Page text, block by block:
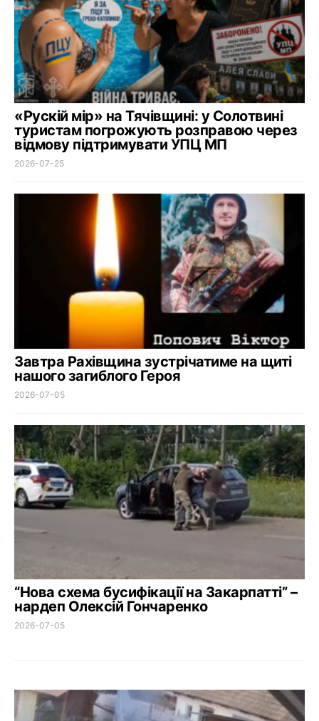
«Рускій мір» на Тячівщині: у Солотвині
туристам погрожують розправою через
відмову підтримувати УПЦ МП
2026-07-25
Завтра Рахівщина зустрічатиме на щиті
нашого загиблого Героя
2026-07-05
“Нова схема бусифікації на Закарпатті” –
нардеп Олексій Гончаренко
2026-07-05